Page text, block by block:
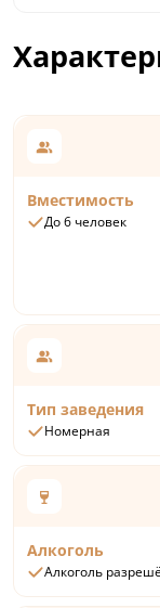
Вместимость
До 6 человек
Тип заведения
Номерная
Алкоголь
Алкоголь